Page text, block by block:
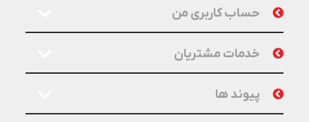
حساب کاربری من
خدمات مشتریان
پیوند ها